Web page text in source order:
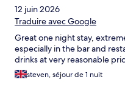
12 juin 2026
Traduire avec Google
Great one night stay,
especially in the bar and
drinks at very reasonable
steven, séjour de 1 nuit